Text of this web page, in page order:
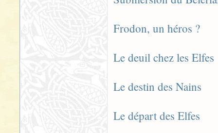
Frodon, un héros ?
Le deuil chez les Elfes
Le destin des Nains
Le départ des Elfes